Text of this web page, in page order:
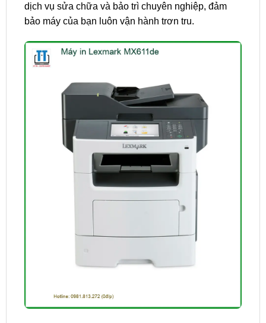
dịch vụ sửa chữa và bảo trì chuyên nghiệp, đảm
bảo máy của bạn luôn vận hành trơn tru.